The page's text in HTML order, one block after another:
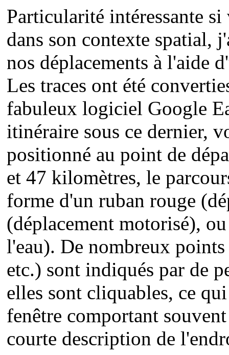
Particularité intéressante
dans son contexte spatial,
nos déplacements à l'aide
Les traces ont été
fabuleux logiciel Google
itinéraire sous ce dernier,
positionné au point de
et 47 kilomètres, le
forme d'un ruban rouge
(déplacement motorisé),
l'eau). De nombreux
etc.) sont indiqués par de
elles sont cliquables, ce
fenêtre comportant
courte description de